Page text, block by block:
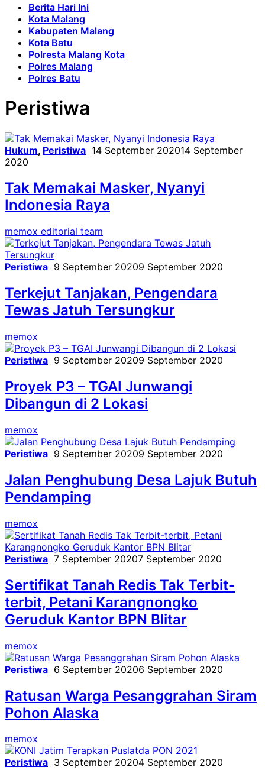
Berita Hari Ini
Kota Malang
Kabupaten Malang
Kota Batu
Polresta Malang Kota
Polres Malang
Polres Batu
Peristiwa
Hukum, Peristiwa 14 September 202014 September
2020
Tak Memakai Masker, Nyanyi
Indonesia Raya
memox editorial team
Peristiwa 9 September 20209 September 2020
Terkejut Tanjakan, Pengendara
Tewas Jatuh Tersungkur
memox
Peristiwa 9 September 20209 September 2020
Proyek P3 – TGAI Junwangi
Dibangun di 2 Lokasi
memox
Peristiwa 9 September 20209 September 2020
Jalan Penghubung Desa Lajuk Butuh
Pendamping
memox
Peristiwa 7 September 20207 September 2020
Sertifikat Tanah Redis Tak Terbit-
terbit, Petani Karangnongko
Geruduk Kantor BPN Blitar
memox
Peristiwa 6 September 20206 September 2020
Ratusan Warga Pesanggrahan Siram
Pohon Alaska
memox
Peristiwa 3 September 20204 September 2020